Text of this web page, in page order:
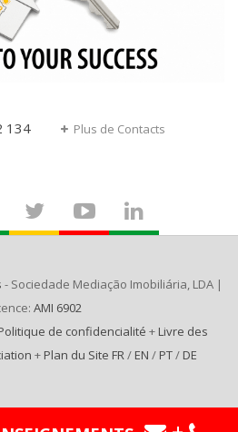
134 Plus de Contacts
- Sociedade Mediação Imobiliária, LDA |
AMI 6902
de confidencialité + Livre des
+ Plan du Site FR/ EN / PT/ DE